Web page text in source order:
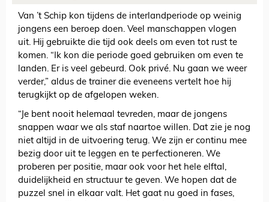
Van ’t Schip kon tijdens de interlandperiode op weinig
jongens een beroep doen. Veel manschappen vlogen
uit. Hij gebruikte die tijd ook deels om even tot rust te
komen. “Ik kon die periode goed gebruiken om even te
landen. Er is veel gebeurd. Ook privé. Nu gaan we weer
verder,” aldus de trainer die eveneens vertelt hoe hij
terugkijkt op de afgelopen weken.
“Je bent nooit helemaal tevreden, maar de jongens
snappen waar we als staf naartoe willen. Dat zie je nog
niet altijd in de uitvoering terug. We zijn er continu mee
bezig door uit te leggen en te perfectioneren. We
proberen per positie, maar ook voor het hele elftal,
duidelijkheid en structuur te geven. We hopen dat de
puzzel snel in elkaar valt. Het gaat nu goed in fases,